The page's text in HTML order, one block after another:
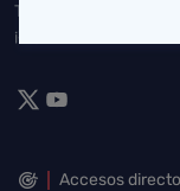
Toda la actualidad de
¡Síguenos!
Accesos